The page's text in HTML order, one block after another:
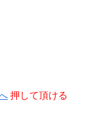
押して頂ける